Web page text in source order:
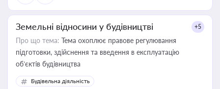
Земельні відносини у будівництві +5
Про що тема: Тема охоплює правове регулювання
підготовки, здійснення та введення в експлуатацію
об’єктів будівництва
Будівельна діяльність